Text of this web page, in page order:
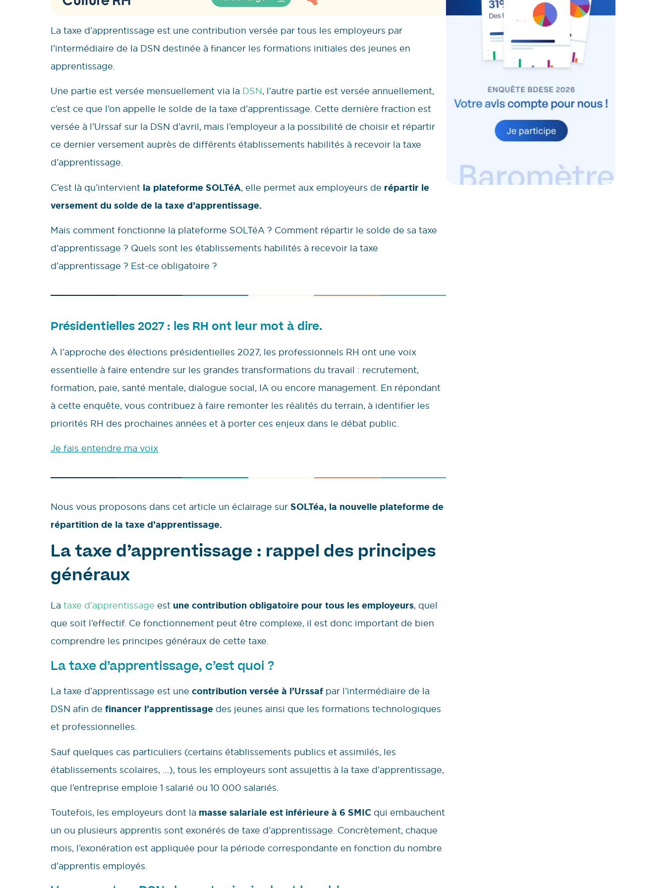
La taxe d’apprentissage est une contribution versée par tous les employeurs par
l’intermédiaire de la DSN destinée à financer les formations initiales des jeunes en
apprentissage.
Une partie est versée mensuellement via la DSN, l’autre partie est versée annuellement,
c’est ce que l’on appelle le solde de la taxe d’apprentissage. Cette dernière fraction est
versée à l’Urssaf sur la DSN d’avril, mais l’employeur a la possibilité de choisir et répartir
ce dernier versement auprès de différents établissements habilités à recevoir la taxe
d’apprentissage.
C’est là qu’intervient la plateforme SOLTéA, elle permet aux employeurs de répartir le
versement du solde de la taxe d’apprentissage.
Mais comment fonctionne la plateforme SOLTéA ? Comment répartir le solde de sa taxe
d’apprentissage ? Quels sont les établissements habilités à recevoir la taxe
d’apprentissage ? Est-ce obligatoire ?
Présidentielles 2027 : les RH ont leur mot à dire.
À l’approche des élections présidentielles 2027, les professionnels RH ont une voix
essentielle à faire entendre sur les grandes transformations du travail : recrutement,
formation, paie, santé mentale, dialogue social, IA ou encore management. En répondant
à cette enquête, vous contribuez à faire remonter les réalités du terrain, à identifier les
priorités RH des prochaines années et à porter ces enjeux dans le débat public.
Je fais entendre ma voix
Nous vous proposons dans cet article un éclairage sur SOLTéa, la nouvelle plateforme de
répartition de la taxe d’apprentissage.
La taxe d’apprentissage : rappel des principes
généraux
La taxe d’apprentissage est une contribution obligatoire pour tous les employeurs, quel
que soit l’effectif. Ce fonctionnement peut être complexe, il est donc important de bien
comprendre les principes généraux de cette taxe.
La taxe d’apprentissage, c’est quoi ?
La taxe d’apprentissage est une contribution versée à l’Urssaf par l’intermédiaire de la
DSN afin de financer l’apprentissage des jeunes ainsi que les formations technologiques
et professionnelles.
Sauf quelques cas particuliers (certains établissements publics et assimilés, les
établissements scolaires, …), tous les employeurs sont assujettis à la taxe d’apprentissage,
que l’entreprise emploie 1 salarié ou 10 000 salariés.
Toutefois, les employeurs dont la masse salariale est inférieure à 6 SMIC qui embauchent
un ou plusieurs apprentis sont exonérés de taxe d’apprentissage. Concrètement, chaque
mois, l’exonération est appliquée pour la période correspondante en fonction du nombre
d’apprentis employés.